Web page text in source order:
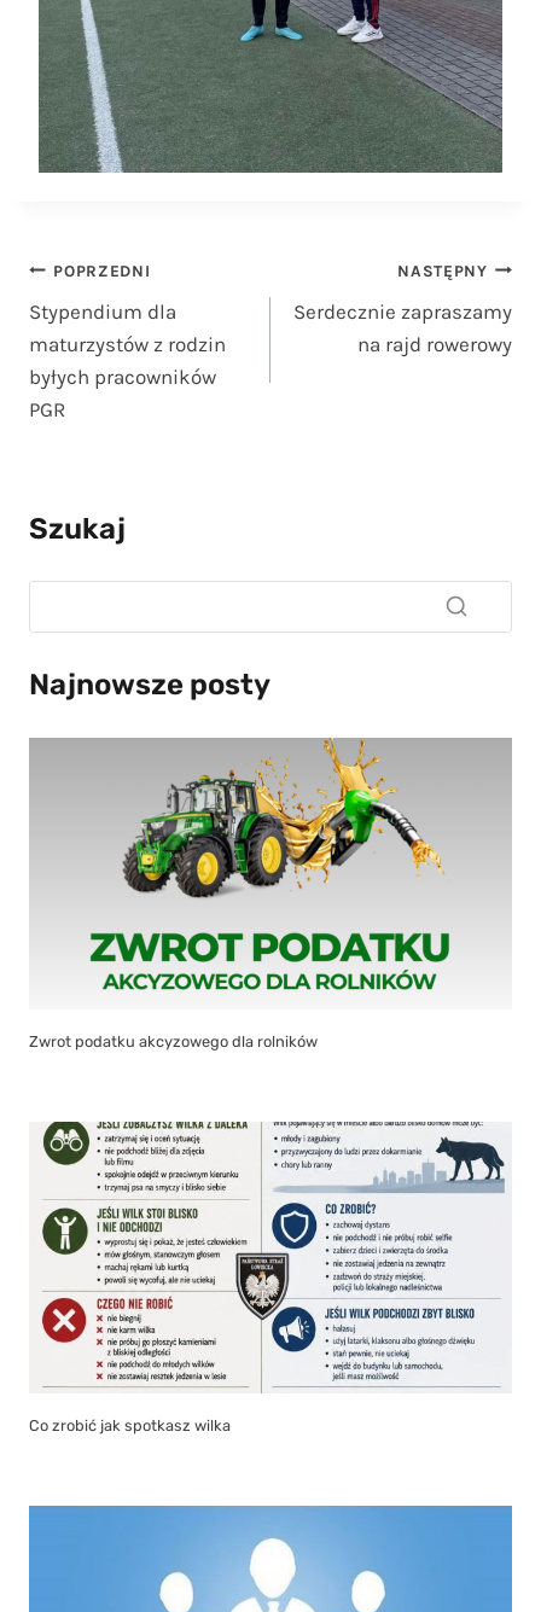
Nawigacja
wpisu
POPRZEDNI
Stypendium dla
maturzystów z rodzin
byłych pracowników
PGR
NASTĘPNY
Serdecznie zapraszamy
na rajd rowerowy
Szukaj
Najnowsze posty
Zwrot podatku akcyzowego dla rolników
Co zrobić jak spotkasz wilka